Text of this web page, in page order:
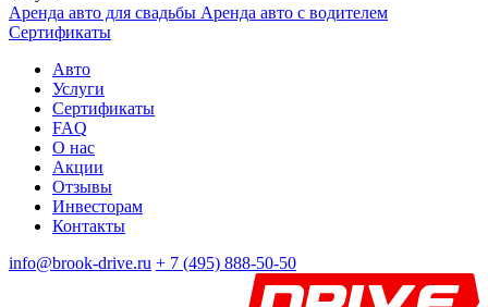
Аренда авто для свадьбы Аренда авто с водителем
Сертификаты
Авто
Услуги
Сертификаты
FAQ
О нас
Акции
Отзывы
Инвесторам
Контакты
info@brook-drive.ru + 7 (495) 888-50-50